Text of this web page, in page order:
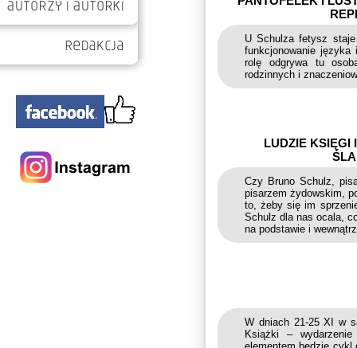
U Schulza fetysz
funkcjonowanie
rolę odgrywa tu
rodzinnych i
LUDZIE KSIĘGI
Czy Bruno Schulz,
pisarzem żydowskim,
to, żeby się im
Schulz dla nas ocala,
na podstawie i
W dniach 21-25 XI w
Książki –